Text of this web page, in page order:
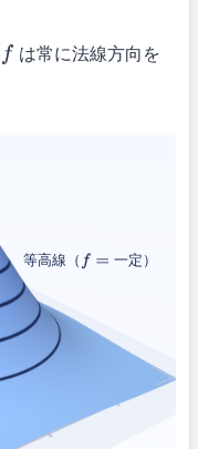
は常に法線方向を
等高線（ f= 一定）